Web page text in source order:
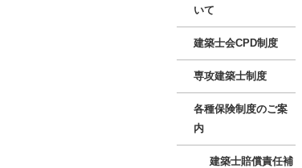
いて
建築士会CPD制度
専攻建築士制度
各種保険制度のご案
内
建築士賠償責任補